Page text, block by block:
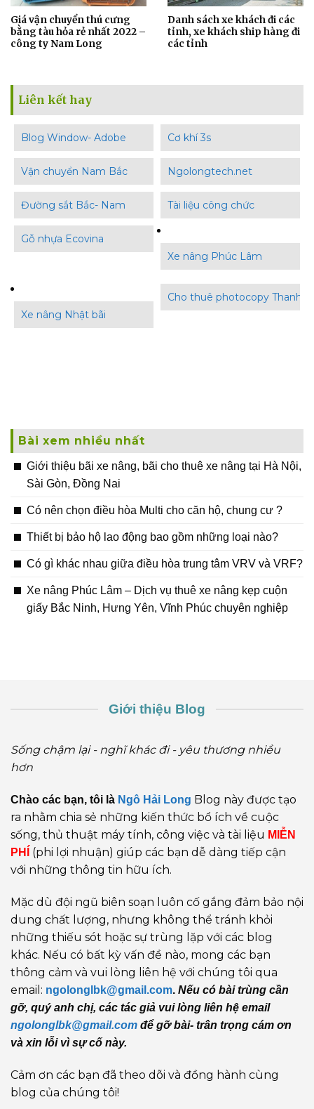
Giá vận chuyển thú cưng
bằng tàu hỏa rẻ nhất 2022 –
công ty Nam Long
Danh sách xe khách đi các
tỉnh, xe khách ship hàng đi
các tỉnh
Liên kết hay
Blog Window- Adobe Cơ khí 3s
Vận chuyển Nam Bắc Ngolongtech.net
Đường sắt Bắc- Nam Tài liệu công chức
Gỗ nhựa Ecovina
Xe nâng Phúc Lâm
Xe nâng Nhật bãi
Cho thuê photocopy Thanh
Bài xem nhiều nhất
Giới thiệu bãi xe nâng, bãi cho thuê xe nâng tại Hà Nội,
Sài Gòn, Đồng Nai
Có nên chọn điều hòa Multi cho căn hộ, chung cư ?
Thiết bị bảo hộ lao động bao gồm những loại nào?
Có gì khác nhau giữa điều hòa trung tâm VRV và VRF?
Xe nâng Phúc Lâm – Dịch vụ thuê xe nâng kẹp cuộn
giấy Bắc Ninh, Hưng Yên, Vĩnh Phúc chuyên nghiệp
Giới thiệu Blog
Sống chậm lại - nghĩ khác đi - yêu thương nhiều
hơn
Chào các bạn, tôi là Ngô Hải Long Blog này được tạo
ra nhằm chia sẻ những kiến thức bổ ích về cuộc
sống, thủ thuật máy tính, công việc và tài liệu MIỄN
PHÍ
(phi lợi nhuận) giúp các bạn dễ dàng tiếp cận
với những thông tin hữu ích.
Mặc dù đội ngũ biên soạn luôn cố gắng đảm bảo nội
dung chất lượng, nhưng không thể tránh khỏi
những thiếu sót hoặc sự trùng lặp với các blog
khác. Nếu có bất kỳ vấn đề nào, mong các bạn
thông cảm và vui lòng liên hệ với chúng tôi qua
email: ngolonglbk@gmail.com. Nếu có bài trùng cần
gỡ, quý anh chị, các tác giả vui lòng liên hệ email
ngolonglbk@gmail.com để gỡ bài- trân trọng cám ơn
và xin lỗi vì sự cố này.
Cảm ơn các bạn đã theo dõi và đồng hành cùng
blog của chúng tôi!